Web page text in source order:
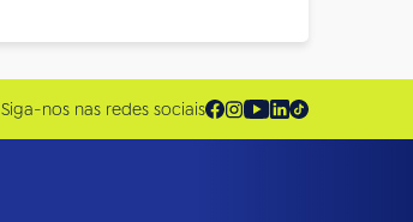
Siga-nos nas redes sociais